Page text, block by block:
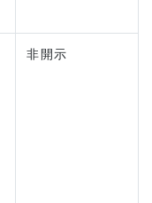
非開示